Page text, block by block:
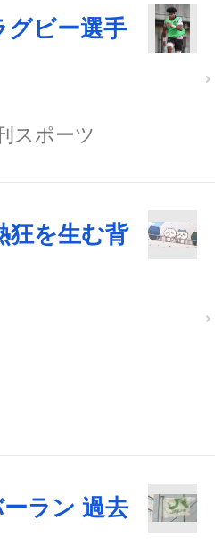
グビー選手
スポーツ
狂を生む背
ラン 過去